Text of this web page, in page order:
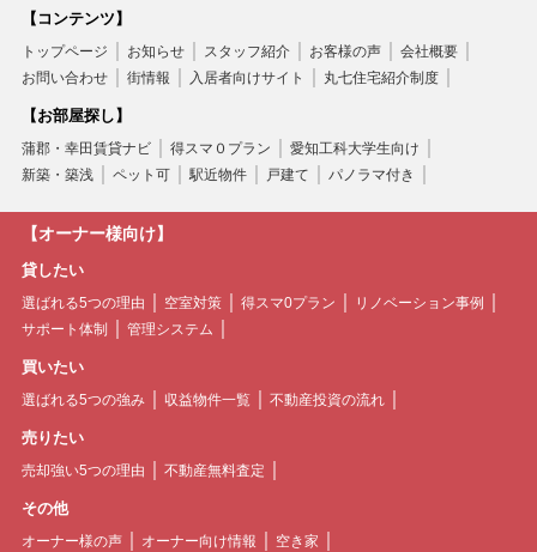
【コンテンツ】
トップページ お知らせ スタッフ紹介 お客様の声
会社概要
お問い合わせ
街情報 入居者向けサイト 丸七住宅紹介制度
【お部屋探し】
蒲郡・幸田賃貸ナビ 得スマ０プラン
愛知工科大学生向け
新築・築浅
ペット可 駅近物件 戸建て パノラマ付き
【オーナー様向け】
貸したい
選ばれる5つの理由 空室対策 得スマ0プラン
リノベーション事例
サポート体制
管理システム
買いたい
選ばれる5つの強み 収益物件一覧 不動産投資の流れ
売りたい
売却強い5つの理由 不動産無料査定
その他
オーナー様の声 オーナー向け情報 空き家